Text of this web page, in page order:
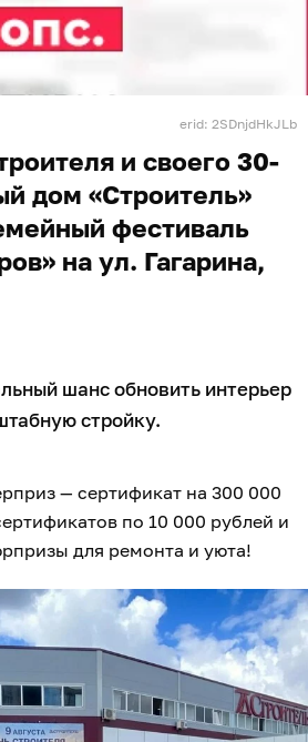
erid: 2SDnjdHkJLb
и своего 30-
дом «Строитель»
фестиваль
на ул. Гагарина,
шанс обновить интерьер
стройку.
— сертификат на 300 000
по 10 000 рублей и
для ремонта и уюта!